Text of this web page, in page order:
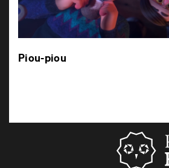
Piou-piou